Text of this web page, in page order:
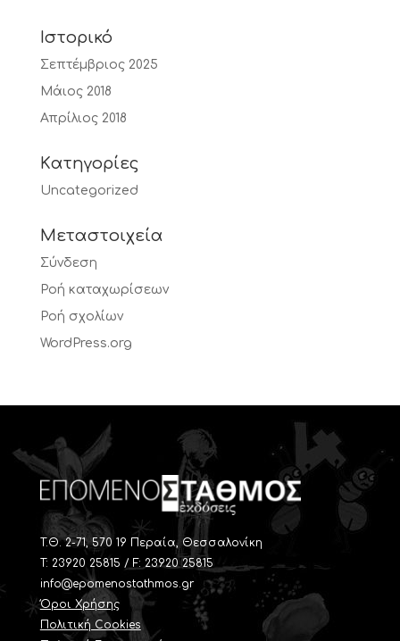
Ιστορικό
Σεπτέμβριος 2025
Μάιος 2018
Απρίλιος 2018
Kατηγορίες
Uncategorized
Μεταστοιχεία
Σύνδεση
Ροή καταχωρίσεων
Ροή σχολίων
WordPress.org
T.Θ. 2-71, 570 19 Περαία, Θεσσαλονίκη
Τ: 23920 25815 / F: 23920 25815
info@epomenostathmos.gr
Όροι Χρήσης
Πολιτική Cookies